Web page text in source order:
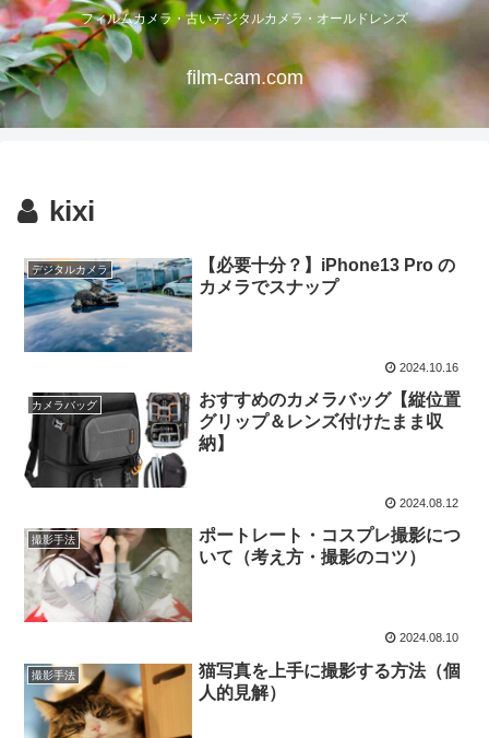
フィルムカメラ・古いデジタルカメラ・オールドレンズ
film-cam.com
kixi
デジタルカメラ
【必要十分？】iPhone13 Pro の
カメラでスナップ
2024.10.16
カメラバッグ
おすすめのカメラバッグ【縦位置
グリップ＆レンズ付けたまま収
納】
2024.08.12
撮影手法
ポートレート・コスプレ撮影につ
いて（考え方・撮影のコツ）
2024.08.10
撮影手法
猫写真を上手に撮影する方法（個
人的見解）